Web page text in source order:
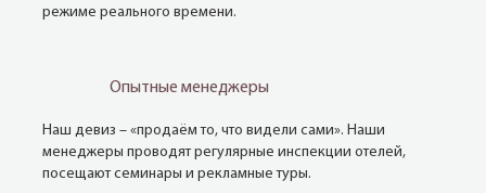
режиме реального времени.
Опытные менеджеры
Наш девиз – «продаём то, что видели сами». Наши
менеджеры проводят регулярные инспекции отелей,
посещают семинары и рекламные туры.